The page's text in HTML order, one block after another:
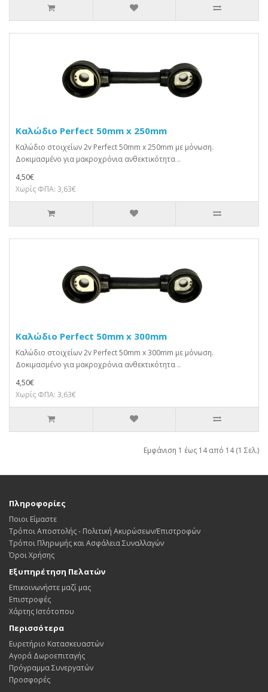
Καλώδιο Perfect 50mm x 250mm
Καλώδιο στοιχείων 2v Perfect 50mm x 250mm με μόνωση.
Δοκιμασμένο για μακροχρόνια ανθεκτικότητα ..
4,50€
Χωρίς ΦΠΑ: 3,63€
Καλώδιο Perfect 50mm x 300mm
Καλώδιο στοιχείων 2v Perfect 50mm x 300mm με μόνωση.
Δοκιμασμένο για μακροχρόνια ανθεκτικότητα ..
4,50€
Χωρίς ΦΠΑ: 3,63€
Εμφάνιση 1 έως 14 από 14 (1 Σελ.)
Πληροφορίες
Ποιοι Είμαστε
Τρόποι Αποστολής - Πολιτική Ακυρώσεων/Επιστροφών
Τρόποι Πληρωμής και Ασφάλεια Συναλλαγών
Όροι Χρήσης
Εξυπηρέτηση Πελατών
Επικοινωνήστε μαζί μας
Επιστροφές
Χάρτης Ιστότοπου
Περισσότερα
Ευρετήριο Κατασκευαστών
Αγορά Δωροεπιταγής
Πρόγραμμα Συνεργατών
Προσφορές